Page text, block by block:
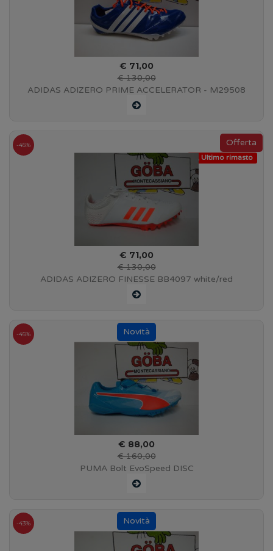
€ 71,00
€ 130,00
ADIDAS ADIZERO PRIME ACCELERATOR - M29508
Ultimo rimasto
-45%
€ 71,00
€ 130,00
ADIDAS ADIZERO FINESSE BB4097 white/red
-45%
€ 88,00
€ 160,00
PUMA Bolt EvoSpeed DISC
-43%